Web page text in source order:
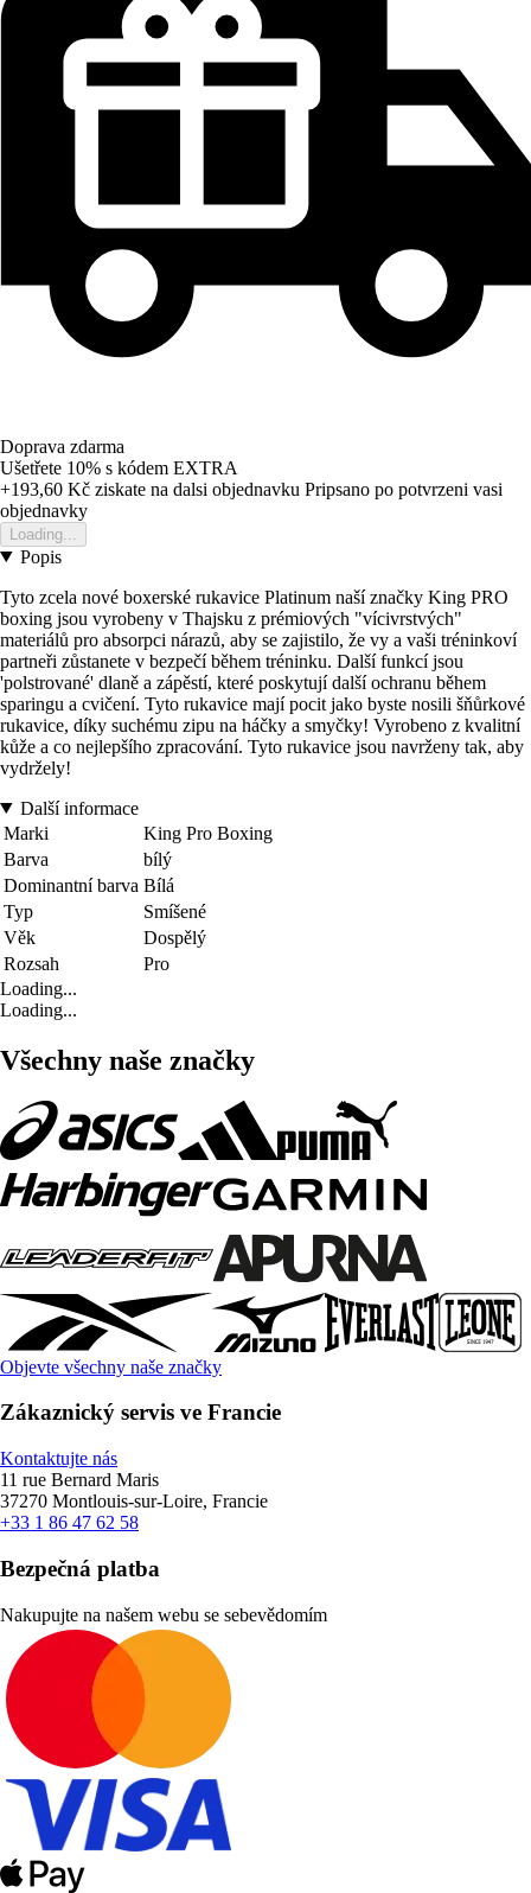
Doprava zdarma
Ušetřete 10% s kódem EXTRA
+193,60 Kč ziskate na dalsi objednavku Pripsano po potvrzeni vasi
objednavky
Loading...
Popis
Tyto zcela nové boxerské rukavice Platinum naší značky King PRO
boxing jsou vyrobeny v Thajsku z prémiových "vícivrstvých"
materiálů pro absorpci nárazů, aby se zajistilo, že vy a vaši tréninkoví
partneři zůstanete v bezpečí během tréninku. Další funkcí jsou
'polstrované' dlaně a zápěstí, které poskytují další ochranu během
sparingu a cvičení. Tyto rukavice mají pocit jako byste nosili šňůrkové
rukavice, díky suchému zipu na háčky a smyčky! Vyrobeno z kvalitní
kůže a co nejlepšího zpracování. Tyto rukavice jsou navrženy tak, aby
vydržely!
Další informace
Marki
King Pro Boxing
Barva
bílý
Dominantní barva Bílá
Typ
Smíšené
Věk
Dospělý
Rozsah
Pro
Loading...
Loading...
Všechny naše značky
Objevte všechny naše značky
Zákaznický servis ve Francie
Kontaktujte nás
11 rue Bernard Maris
37270 Montlouis-sur-Loire, Francie
+33 1 86 47 62 58
Bezpečná platba
Nakupujte na našem webu se sebevědomím